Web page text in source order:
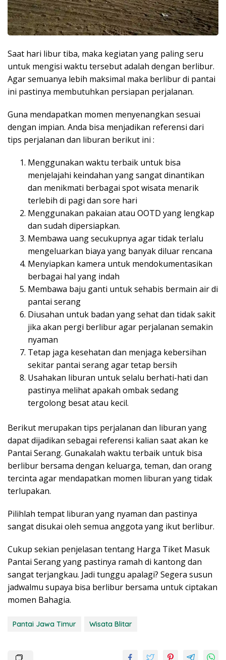
Saat hari libur tiba, maka kegiatan yang paling seru
untuk mengisi waktu tersebut adalah dengan berlibur.
Agar semuanya lebih maksimal maka berlibur di pantai
ini pastinya membutuhkan persiapan perjalanan.
Guna mendapatkan momen menyenangkan sesuai
dengan impian. Anda bisa menjadikan referensi dari
tips perjalanan dan liburan berikut ini :
Menggunakan waktu terbaik untuk bisa
menjelajahi keindahan yang sangat dinantikan
dan menikmati berbagai spot wisata menarik
terlebih di pagi dan sore hari
Menggunakan pakaian atau OOTD yang lengkap
dan sudah dipersiapkan.
Membawa uang secukupnya agar tidak terlalu
mengeluarkan biaya yang banyak diluar rencana
Menyiapkan kamera untuk mendokumentasikan
berbagai hal yang indah
Membawa baju ganti untuk sehabis bermain air di
pantai serang
Diusahan untuk badan yang sehat dan tidak sakit
jika akan pergi berlibur agar perjalanan semakin
nyaman
Tetap jaga kesehatan dan menjaga kebersihan
sekitar pantai serang agar tetap bersih
Usahakan liburan untuk selalu berhati-hati dan
pastinya melihat apakah ombak sedang
tergolong besat atau kecil.
Berikut merupakan tips perjalanan dan liburan yang
dapat dijadikan sebagai referensi kalian saat akan ke
Pantai Serang. Gunakalah waktu terbaik untuk bisa
berlibur bersama dengan keluarga, teman, dan orang
tercinta agar mendapatkan momen liburan yang tidak
terlupakan.
Pilihlah tempat liburan yang nyaman dan pastinya
sangat disukai oleh semua anggota yang ikut berlibur.
Cukup sekian penjelasan tentang Harga Tiket Masuk
Pantai Serang yang pastinya ramah di kantong dan
sangat terjangkau. Jadi tunggu apalagi? Segera susun
jadwalmu supaya bisa berlibur bersama untuk ciptakan
momen Bahagia.
Pantai Jawa Timur Wisata Blitar